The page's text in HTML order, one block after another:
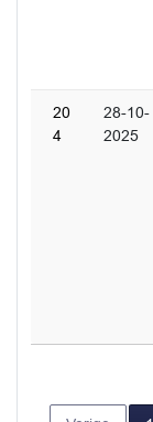
20
4
28-10-
2025